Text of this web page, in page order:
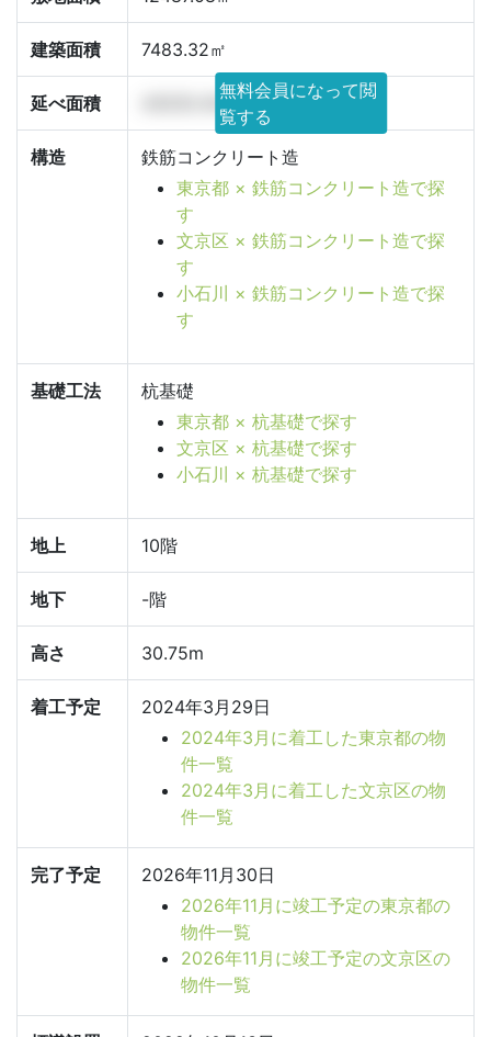
建築面積 7483.32㎡
延べ面積 43035.45㎡
無料会員になって閲
覧する
構造
鉄筋コンクリート造
東京都 × 鉄筋コンクリート造で探
す
文京区 × 鉄筋コンクリート造で探
す
小石川 × 鉄筋コンクリート造で探
す
基礎工法
杭基礎
東京都 × 杭基礎で探す
文京区 × 杭基礎で探す
小石川 × 杭基礎で探す
地上 10階
地下 -階
高さ 30.75m
着工予定
2024年3月29日
2024年3月に着工した東京都の物
件一覧
2024年3月に着工した文京区の物
件一覧
完了予定
2026年11月30日
2026年11月に竣工予定の東京都の
物件一覧
2026年11月に竣工予定の文京区の
物件一覧